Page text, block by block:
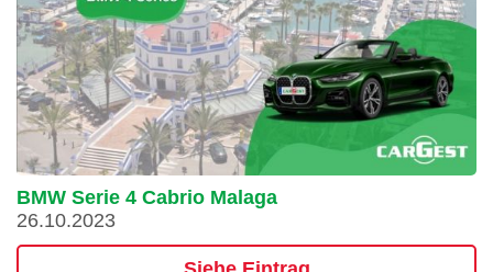
BMW Serie 4 Cabrio Malaga
26.10.2023